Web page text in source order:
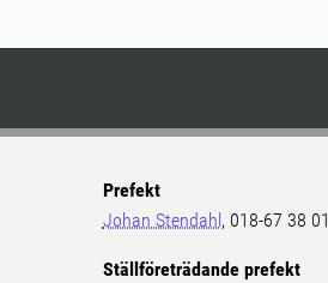
Prefekt
Johan Stendahl , 018-67 38 01
Ställföreträdande prefekt